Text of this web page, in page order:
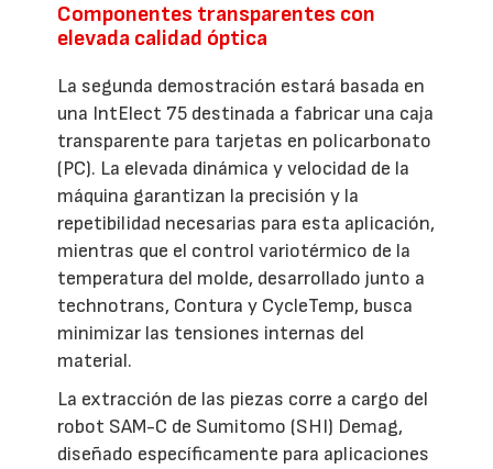
Componentes transparentes con
elevada calidad óptica
La segunda demostración estará basada en
una IntElect 75 destinada a fabricar una caja
transparente para tarjetas en policarbonato
(PC). La elevada dinámica y velocidad de la
máquina garantizan la precisión y la
repetibilidad necesarias para esta aplicación,
mientras que el control variotérmico de la
temperatura del molde, desarrollado junto a
technotrans, Contura y CycleTemp, busca
minimizar las tensiones internas del
material.
La extracción de las piezas corre a cargo del
robot SAM-C de Sumitomo (SHI) Demag,
diseñado específicamente para aplicaciones